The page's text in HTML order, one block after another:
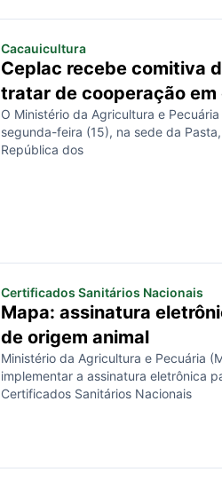
Cacauicultura
Ceplac recebe comitiva
tratar de cooperação em
O Ministério da Agricultura e
segunda-feira (15), na sede da
República dos
Certificados Sanitários Nacionais
Mapa: assinatura
de origem animal
Ministério da Agricultura e Pecuária
implementar a assinatura eletrônica
Certificados Sanitários Nacionais